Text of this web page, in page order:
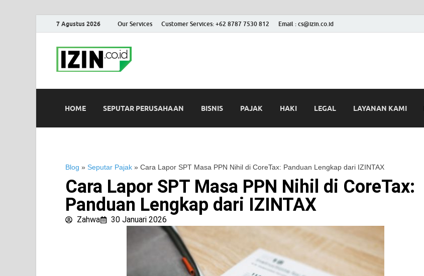
7 Agustus 2026 Our Services Customer Services: +62 8787 7530 812 Email : cs@izin.co.id
HOME SEPUTAR PERUSAHAAN BISNIS PAJAK HAKI LEGAL LAYANAN KAMI
Blog » Seputar Pajak » Cara Lapor SPT Masa PPN Nihil di CoreTax: Panduan Lengkap dari IZINTAX
Cara Lapor SPT Masa PPN Nihil di CoreTax:
Panduan Lengkap dari IZINTAX
Zahwa 30 Januari 2026